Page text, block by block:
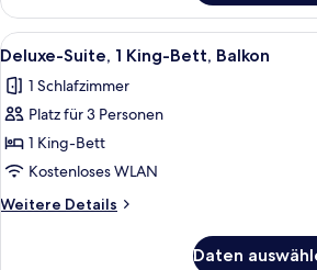
1 King-
Bett,
Balkon
Alle
Fotos
für
Deluxe-
Suite,
1 King-
Bett,
Balkon
Ein
10
Deluxe-Suite, 1 King-Bett, Balkon
1 Schlafzimmer
Platz für 3 Personen
1 King-Bett
Kostenloses WLAN
Weitere Details
Weitere
Daten